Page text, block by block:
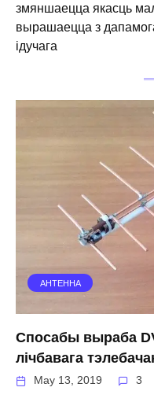
змяншаецца якасць
вырашаецца з
ідучага
АНТЕННА
Спосабы выраба
лічбавага
May 13, 2019 3